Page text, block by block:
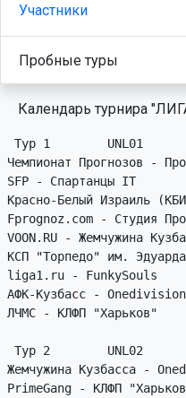
Участники
Пробные туры
Календарь турнира
Тур 1        UNL01
Чемпионат Прогнозов -
SFP - Спартанцы IT
Красно-Белый Израиль
Fprognoz.com - Студия
VOON.RU - Жемчужина
КСП "Торпедо" им.
liga1.ru - FunkySouls
АФК-Кузбасс - Onedivision
ЛЧМС - КЛФП "Харьков"
Тур 2        UNL02
Жемчужина Кузбасса -
PrimeGang - КЛФП